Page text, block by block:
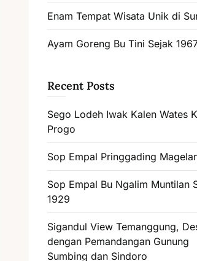
Enam Tempat Wisata Unik di
Ayam Goreng Bu Tini Sejak
Recent Posts
Sego Lodeh Iwak Kalen Wates
Progo
Sop Empal Pringgading
Sop Empal Bu Ngalim Muntilan
1929
Sigandul View Temanggung,
dengan Pemandangan Gunung
Sumbing dan Sindoro